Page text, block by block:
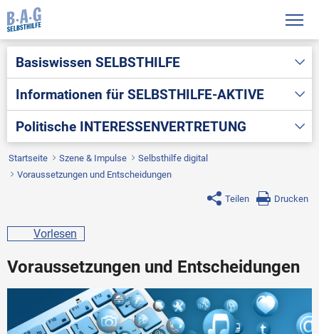
Basiswissen SELBSTHILFE
Informationen für SELBSTHILFE-AKTIVE
Politische INTERESSENVERTRETUNG
Startseite Szene & Impulse
Selbsthilfe digital
Voraussetzungen und Entscheidungen
Teilen Drucken
Vorlesen
Voraussetzungen und Entscheidungen